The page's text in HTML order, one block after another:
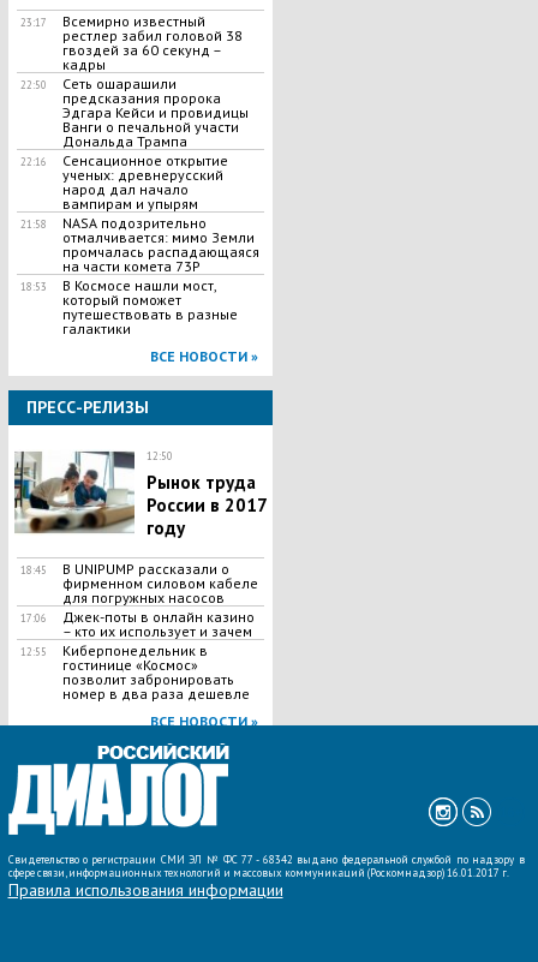
23:17
Всемирно известный
рестлер забил головой 38
гвоздей за 60 секунд –
кадры
22:50
Сеть ошарашили
предсказания пророка
Эдгара Кейси и провидицы
Ванги о печальной участи
Дональда Трампа
22:16
Сенсационное открытие
ученых: древнерусский
народ дал начало
вампирам и упырям
21:58
NASA подозрительно
отмалчивается: мимо Земли
промчалась распадающаяся
на части комета 73Р
18:53
В Космосе нашли мост,
который поможет
путешествовать в разные
галактики
ВСЕ НОВОСТИ »
ПРЕСС-РЕЛИЗЫ
12:50
Рынок труда
России в 2017
году
18:45
В UNIPUMP рассказали о
фирменном силовом кабеле
для погружных насосов
17:06
Джек-поты в онлайн казино
– кто их использует и зачем
12:55
Киберпонедельник в
гостинице «Космос»
позволит забронировать
номер в два раза дешевле
ВСЕ НОВОСТИ »
Свидетельство о регистрации СМИ ЭЛ № ФС 77 - 68342 выдано федеральной службой по надзору в
сфере связи, информационных технологий и массовых коммуникаций (Роскомнадзор) 16.01.2017 г.
Правила использования информации